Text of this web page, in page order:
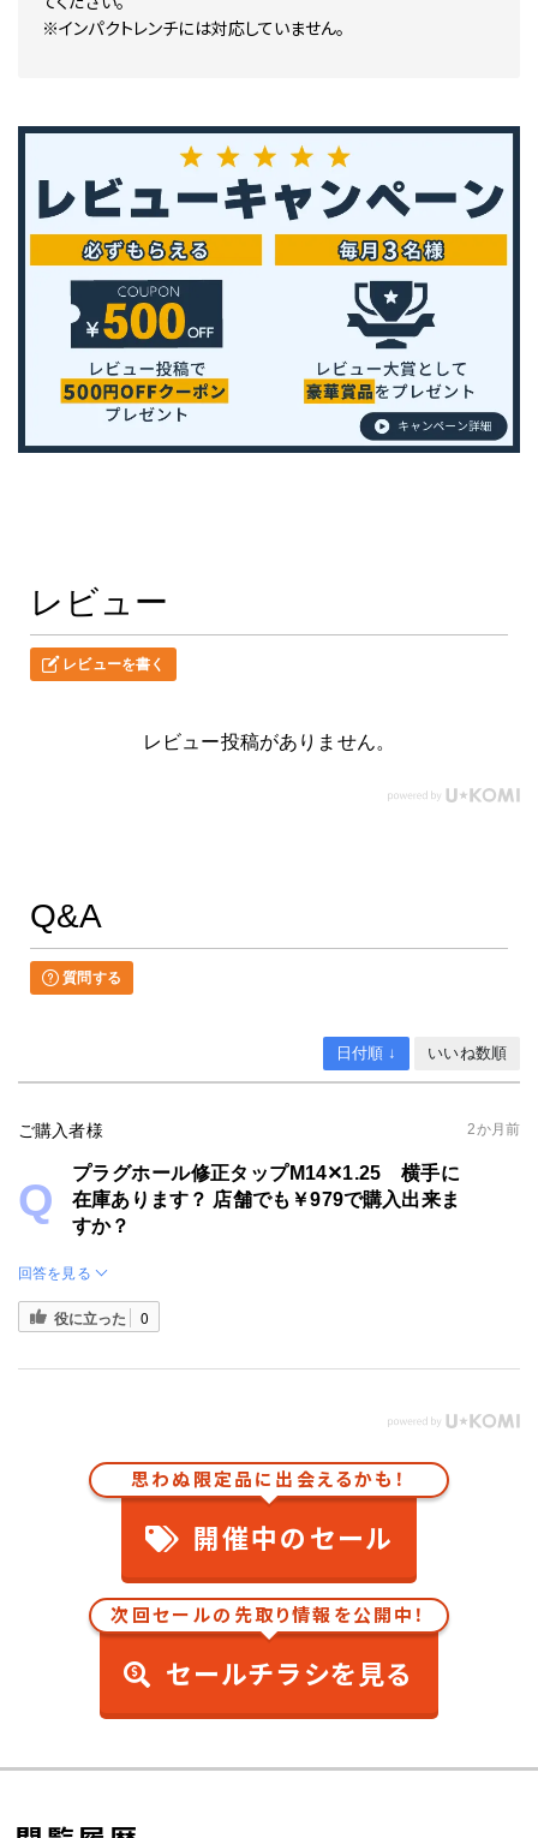
※インパクトレンチには対応していません。
レビュー
レビューを書く
レビュー投稿がありません。
Q&A
質問する
日付順 ↓ いいね数順
ご購入者様 2か月前
プラグホール修正タップM14✕1.25 横手に
在庫あります？ 店舗でも￥979で購入出来ま
すか？
回答を見る
役に立った 0
思わぬ限定品に出会えるかも！
開催中のセール
次回セールの先取り情報を公開中！
セールチラシを見る